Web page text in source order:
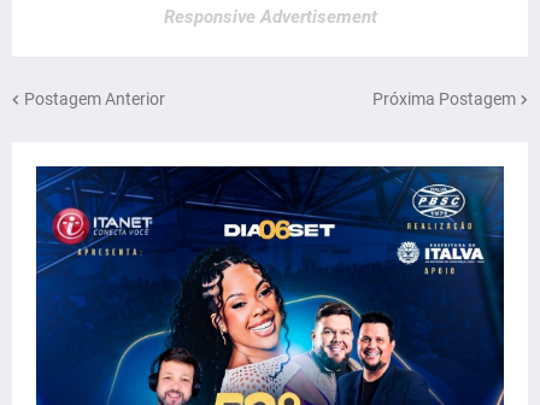
Responsive Advertisement
Postagem Anterior Próxima Postagem